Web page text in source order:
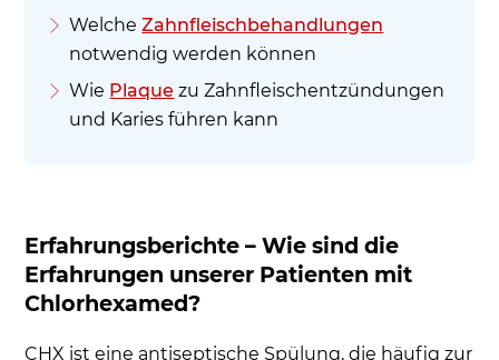
WelcheZahnfleischbehandlungen
notwendig werden können
Wie Plaque zu Zahnfleischentzündungen
und Karies führen kann
Erfahrungsberichte – Wie sind die
Erfahrungen unserer Patienten mit
Chlorhexamed?
CHX ist eine antiseptische Spülung, die häufig zur